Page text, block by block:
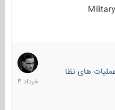
های نظامی خارجی
5
خرداد
1404